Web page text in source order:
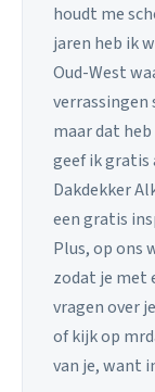
houdt me
jaren heb ik
Oud-West
verrassingen
maar dat
geef ik gratis
Dakdekker
een gratis
Plus, op ons
zodat je met
vragen over
of kijk op
van je, want